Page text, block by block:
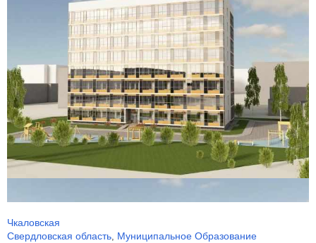
Чкаловская
Свердловская область, Муниципальное Образование